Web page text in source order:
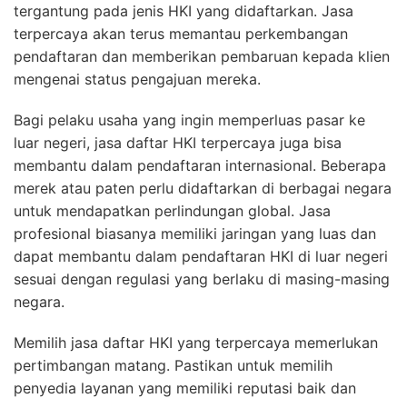
tergantung pada jenis HKI yang didaftarkan. Jasa
terpercaya akan terus memantau perkembangan
pendaftaran dan memberikan pembaruan kepada klien
mengenai status pengajuan mereka.
Bagi pelaku usaha yang ingin memperluas pasar ke
luar negeri, jasa daftar HKI terpercaya juga bisa
membantu dalam pendaftaran internasional. Beberapa
merek atau paten perlu didaftarkan di berbagai negara
untuk mendapatkan perlindungan global. Jasa
profesional biasanya memiliki jaringan yang luas dan
dapat membantu dalam pendaftaran HKI di luar negeri
sesuai dengan regulasi yang berlaku di masing-masing
negara.
Memilih jasa daftar HKI yang terpercaya memerlukan
pertimbangan matang. Pastikan untuk memilih
penyedia layanan yang memiliki reputasi baik dan